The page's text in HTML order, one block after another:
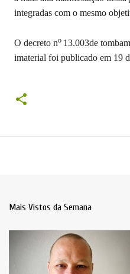
integradas com o mesmo
O decreto no 13.003de
imaterial foi publicado em 19
Mais Vistos da Semana